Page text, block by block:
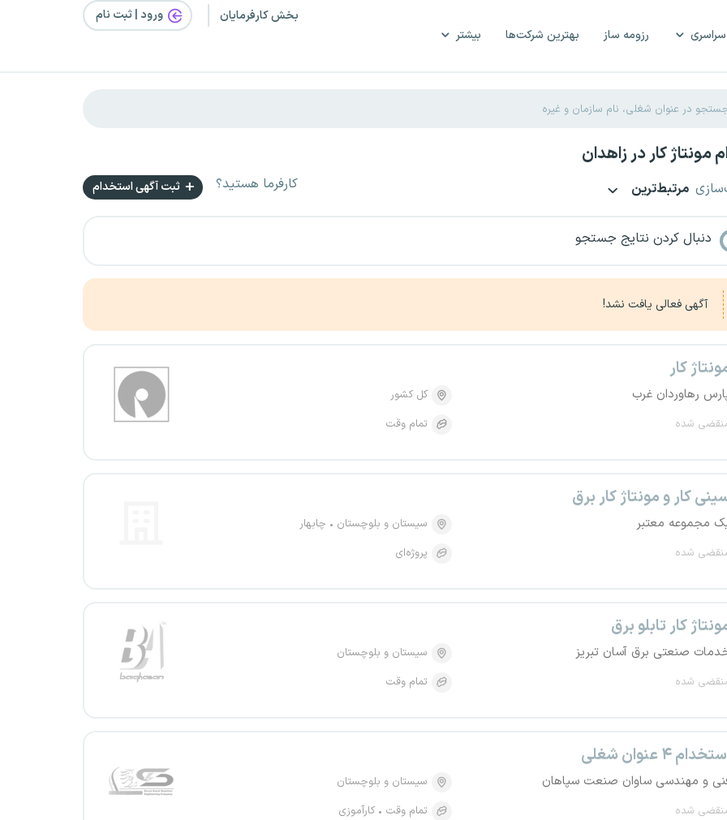
رزومه ساز بهترین شرکت‌ها بیشتر
بخش کارفرمایان ورود | ثبت‌ نام
مونتاژ کار در زاهدان
مرتبط‌ترین کارفرما هستید؟ ثبت آگهی استخدام
دنبال کردن نتایج جستجو
آگهی فعالی یافت نشد!
کار
رهاوردان غرب
شده
کل کشور
تمام وقت
کار و مونتاژ کار برق
مجموعه معتبر
شده
سیستان و بلوچستان
چابهار
پروژه‌ای
کار تابلو برق
صنعتی برق آسان تبریز
شده
سیستان و بلوچستان
تمام وقت
۴ عنوان شغلی
و مهندسی ساوان صنعت سپاهان
شده
سیستان و بلوچستان
تمام وقت
کارآموزی